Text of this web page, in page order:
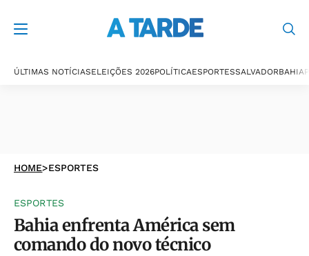
ÚLTIMAS NOTÍCIASELEIÇÕES 2026POLÍTICAESPORTESSALVADORBAHIA
HOME>ESPORTES
ESPORTES
Bahia enfrenta América sem
comando do novo técnico